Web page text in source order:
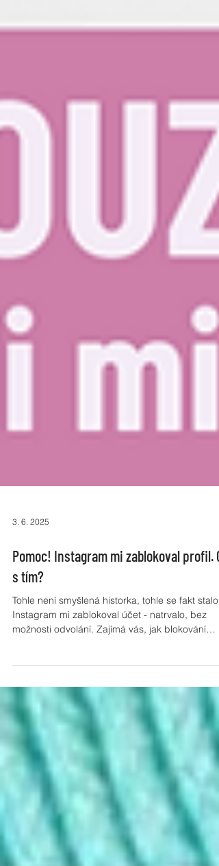
3. 6. 2025
Pomoc! Instagram mi zablokoval profil.
s tím?
Tohle není smyšlená historka, tohle se fakt stalo!
vrátili? Čtěte... Jak to celé začalo? V pátek v noci
na mě vyskočilo upozornění, že mi Instagram
zablokoval účet. Byla jsem celkem v pohodě, nic
jsem neudělala, takže jsem se odvolala a
Jenže - Instagram přezkoumání zamítl a účet
zablokoval trvale bez možnosti dalšího